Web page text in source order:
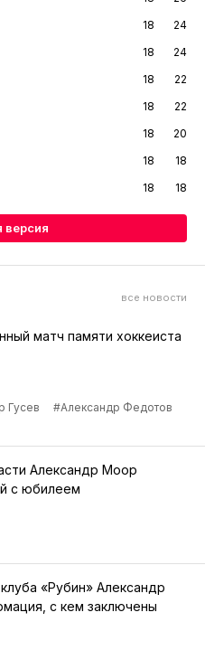
18
24
18
24
18
22
18
22
18
20
18
18
18 18
версия
все новости
матч памяти хоккеиста
Гусев
#Александр Федотов
Александр Моор
с юбилеем
«Рубин» Александр
с кем заключены